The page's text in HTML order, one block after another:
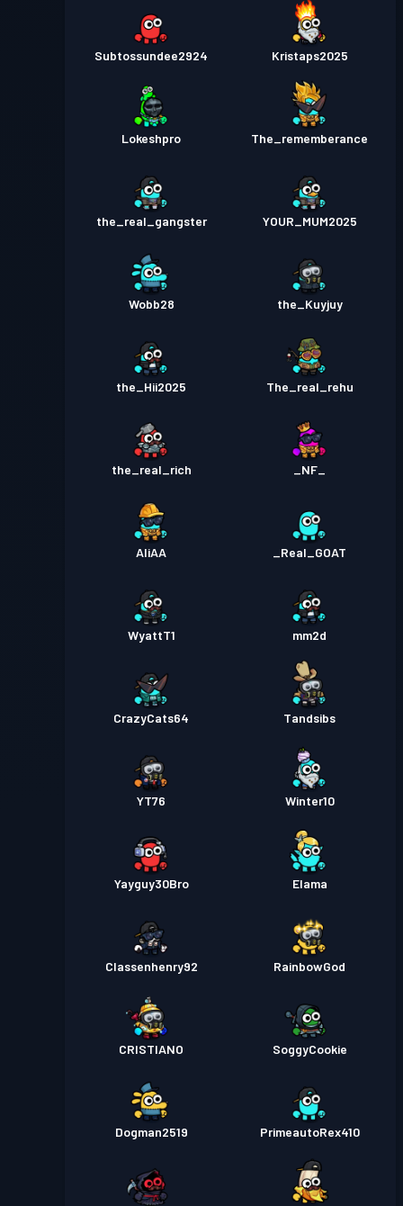
Subtossundee2924 Kristaps2025
Lokeshpro The_rememberance
the_real_gangster YOUR_MUM2025
Wobb28 the_Kuyjuy
the_Hii2025 The_real_rehu
the_real_rich _NF_
AliAA _Real_GOAT
WyattT1 mm2d
CrazyCats64 Tandsibs
YT76 Winter10
Yayguy30Bro Elama
Classenhenry92 RainbowGod
CRISTIANO SoggyCookie
Dogman2519 PrimeautoRex410